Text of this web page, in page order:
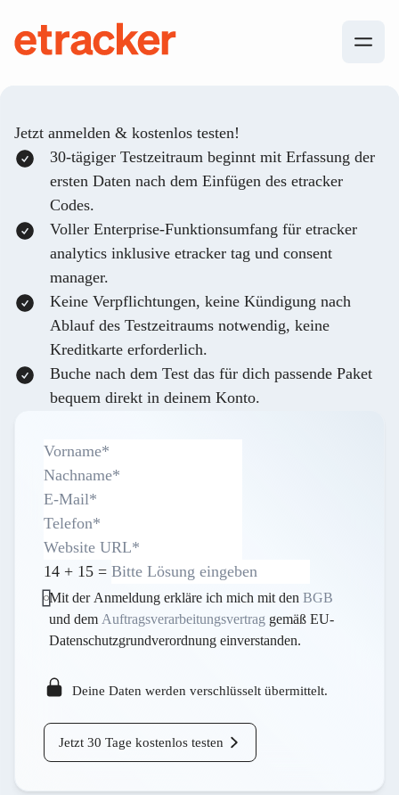
Jetzt anmelden & kostenlos testen!
30-tägiger Testzeitraum beginnt mit Erfassung der
ersten Daten nach dem Einfügen des etracker
Codes.
Voller Enterprise-Funktionsumfang für etracker
analytics inklusive etracker tag und consent
manager.
Keine Verpflichtungen, keine Kündigung nach
Ablauf des Testzeitraums notwendig, keine
Kreditkarte erforderlich.
Buche nach dem Test das für dich passende Paket
bequem direkt in deinem Konto.
14 + 15 =
Mit der Anmeldung erkläre ich mich mit den BGB
und dem Auftragsverarbeitungsvertrag gemäß EU-
Datenschutzgrundverordnung einverstanden.
Deine Daten werden verschlüsselt übermittelt.
Jetzt 30 Tage kostenlos testen